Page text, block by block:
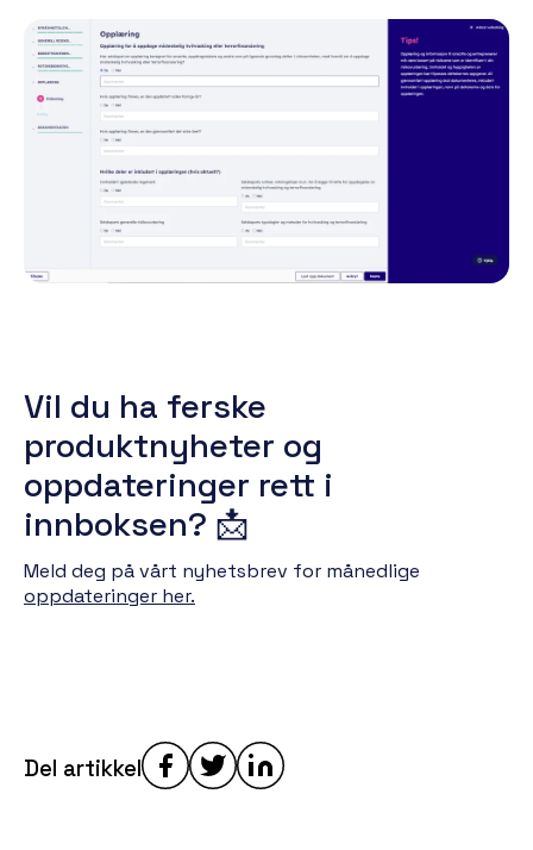
Vil du ha ferske
produktnyheter og
oppdateringer rett i
innboksen? 📩
Meld deg på vårt nyhetsbrev for månedlige
oppdateringer her.
Del artikkel